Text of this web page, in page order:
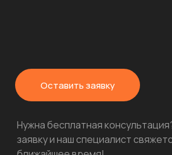
Нужна бесплатная
заявку и наш специалист
Оставить заявку